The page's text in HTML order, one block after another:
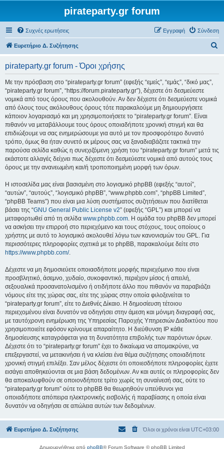
pirateparty.gr forum
Συχνές ερωτήσεις Σύνδεση
Εγγραφή
Ευρετήριο Δ. Συζήτησης
pirateparty.gr forum - Όροι χρήσης
Με την πρόσβαση στο “pirateparty.gr forum” (εφεξής “εμείς”, “εμάς”, “δικό μας”,
“pirateparty.gr forum”, “https://forum.pirateparty.gr”), δέχεστε ότι δεσμεύεστε
νομικά από τους όρους που ακολουθούν. Αν δεν δέχεστε ότι δεσμεύεστε νομικά
από όλους τους ακόλουθους όρους τότε παρακαλούμε μη δημιουργήσετε
κάποιον λογαριασμό και μη χρησιμοποιήσετε το “pirateparty.gr forum”. Είναι
πιθανόν να μεταβάλλουμε τους όρους οποιαδήποτε χρονική στιγμή και θα
επιδιώξουμε να σας ενημερώσουμε για αυτό με τον προσφορότερο δυνατό
τρόπο, όμως θα ήταν συνετό εκ μέρους σας να ξαναδιαβάζετε τακτικά την
παρούσα σελίδα καθώς η συνεχιζόμενη χρήση του “pirateparty.gr forum” μετά τις
εκάστοτε αλλαγές δείχνει πως δέχεστε ότι δεσμεύεστε νομικά από αυτούς τους
όρους με την ανανεωμένη και/ή τροποποιημένη μορφή των όρων.
Η ιστοσελίδα μας είναι βασισμένη στο λογισμικό phpBB (εφεξής “αυτοί”,
“αυτών”, “αυτούς”, “λογισμικό phpBB”, “www.phpbb.com”, “phpBB Limited”,
“phpBB Teams”) που είναι μια λύση συστήματος συζητήσεων που διατίθεται
βάσει της “GNU General Public License v2” (εφεξής “GPL”) και μπορεί να
μεταφορτωθεί από τη σελίδα www.phpbb.com. Η ομάδα του phpBB δεν μπορεί
να ασκήσει την επιρροή στο περιεχόμενο και τους στόχους, τους οποίους ο
χρήστης με αυτό το λογισμικό ακολουθεί λόγω των κανονισμών του GPL. Για
περισσότερες πληροφορίες σχετικά με το phpBB, παρακαλούμε δείτε στο
https://www.phpbb.com/.
Δέχεστε να μη δημοσιεύετε οποιασδήποτε μορφής περιεχόμενο που είναι
προσβλητικό, άσεμνο, χυδαίο, συκοφαντικό, περιέχον μίσος ή απειλή,
σεξουαλικά προσανατολισμένο ή οτιδήποτε άλλο που πιθανόν να παραβιάζει
νόμους είτε της χώρας σας, είτε της χώρας στην οποία φιλοξενείται το
“pirateparty.gr forum”, είτε το Διεθνές Δίκαιο. Η δημοσίευση τέτοιου
περιεχομένου είναι δυνατόν να οδηγήσει στην άμεση και μόνιμη διαγραφή σας,
με ταυτόχρονη ενημέρωση της Υπηρεσίας Παροχής Υπηρεσιών Διαδικτύου που
χρησιμοποιείτε εφόσον κρίνουμε απαραίτητο. Η διεύθυνση IP κάθε
δημοσίευσης καταγράφεται για τη δυνατότητα επιβολής των παρόντων όρων.
Δέχεστε ότι το “pirateparty.gr forum” έχει το δικαίωμα να απομακρύνει, να
επεξεργαστεί, να μετακινήσει ή να κλείσει ένα θέμα συζήτησης οποιαδήποτε
χρονική στιγμή επιλέξει. Σαν μέλος δέχεστε ότι οποιεσδήποτε πληροφορίες έχετε
εισάγει αποθηκεύονται σε μια βάση δεδομένων. Αν και αυτές οι πληροφορίες δεν
θα αποκαλυφθούν σε οποιονδήποτε τρίτο χωρίς τη συναίνεσή σας, ούτε το
“pirateparty.gr forum” ούτε το phpBB θα θεωρηθούν υπεύθυνοι για
οποιαδήποτε απόπειρα ηλεκτρονικής εισβολής ή παραβίασης η οποία είναι
δυνατόν να οδηγήσει σε απώλεια αυτών των δεδομένων.
Ευρετήριο Δ. Συζήτησης Όλοι οι χρόνοι είναι UTC+03:00
Δημιουργήθηκε από phpBB® Forum Software © phpBB Limited